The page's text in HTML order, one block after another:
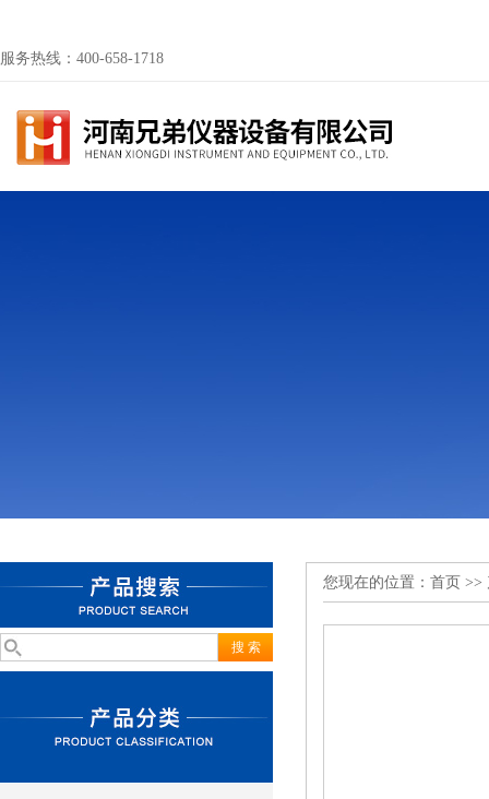
服务热线：400-658-1718
您现在的位置： 首页 >>